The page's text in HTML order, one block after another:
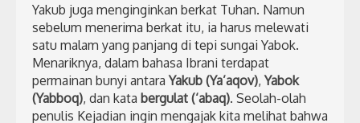
Yakub juga menginginkan berkat Tuhan. Namun
sebelum menerima berkat itu, ia harus melewati
satu malam yang panjang di tepi sungai Yabok.
Menariknya, dalam bahasa Ibrani terdapat
permainan bunyi antaraYakub (Ya’aqov),Yabok
(Yabboq), dan kata bergulat (‘abaq). Seolah-olah
penulis Kejadian ingin mengajak kita melihat bahwa